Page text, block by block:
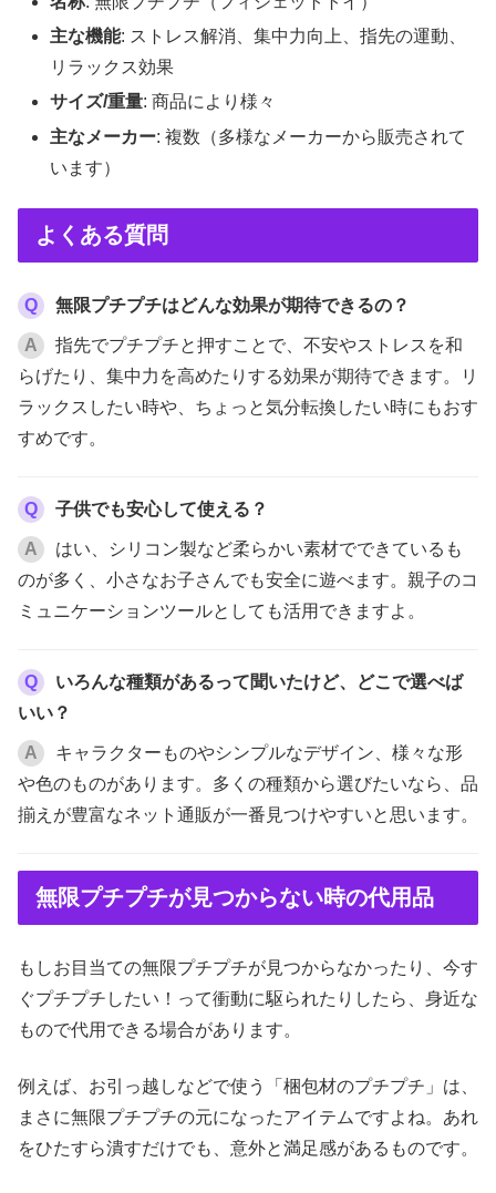
主な機能: ストレス解消、集中力向上、指先の運動、
リラックス効果
サイズ/重量: 商品により様々
主なメーカー: 複数（多様なメーカーから販売されて
います）
よくある質問
Q 無限プチプチはどんな効果が期待できるの？
A
指先でプチプチと押すことで、不安やストレスを和
らげたり、集中力を高めたりする効果が期待できます。リ
ラックスしたい時や、ちょっと気分転換したい時にもおす
すめです。
Q 子供でも安心して使える？
A
はい、シリコン製など柔らかい素材でできているも
のが多く、小さなお子さんでも安全に遊べます。親子のコ
ミュニケーションツールとしても活用できますよ。
Q
いろんな種類があるって聞いたけど、どこで選べば
いい？
A
キャラクターものやシンプルなデザイン、様々な形
や色のものがあります。多くの種類から選びたいなら、品
揃えが豊富なネット通販が一番見つけやすいと思います。
無限プチプチが見つからない時の代用品
もしお目当ての無限プチプチが見つからなかったり、今す
ぐプチプチしたい！って衝動に駆られたりしたら、身近な
もので代用できる場合があります。
例えば、お引っ越しなどで使う「梱包材のプチプチ」は、
まさに無限プチプチの元になったアイテムですよね。あれ
をひたすら潰すだけでも、意外と満足感があるものです。